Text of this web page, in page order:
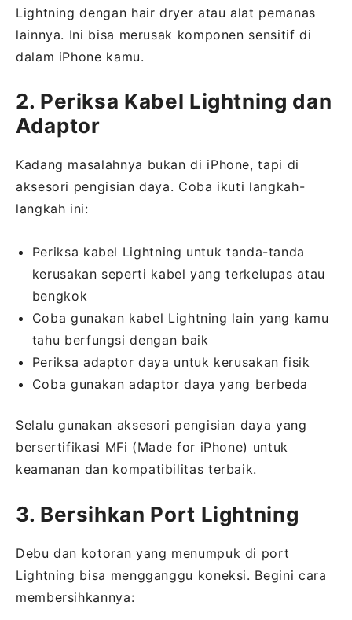
Lightning dengan hair dryer atau alat pemanas
lainnya. Ini bisa merusak komponen sensitif di
dalam iPhone kamu.
2. Periksa Kabel Lightning dan
Adaptor
Kadang masalahnya bukan di iPhone, tapi di
aksesori pengisian daya. Coba ikuti langkah-
langkah ini:
Periksa kabel Lightning untuk tanda-tanda
kerusakan seperti kabel yang terkelupas atau
bengkok
Coba gunakan kabel Lightning lain yang kamu
tahu berfungsi dengan baik
Periksa adaptor daya untuk kerusakan fisik
Coba gunakan adaptor daya yang berbeda
Selalu gunakan aksesori pengisian daya yang
bersertifikasi MFi (Made for iPhone) untuk
keamanan dan kompatibilitas terbaik.
3. Bersihkan Port Lightning
Debu dan kotoran yang menumpuk di port
Lightning bisa mengganggu koneksi. Begini cara
membersihkannya: